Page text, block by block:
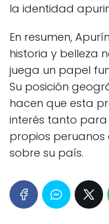
la identidad
En resumen,
historia y belleza
juega un papel
Su posición
hacen que esta
interés tanto
propios
sobre su país.